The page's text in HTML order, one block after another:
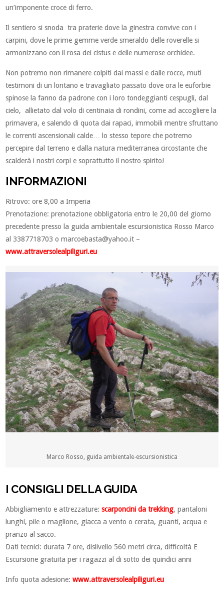
un’imponente croce di ferro.
Il sentiero si snoda tra praterie dove la ginestra convive con i
carpini, dove le prime gemme verde smeraldo delle roverelle si
armonizzano con il rosa dei cistus e delle numerose orchidee.
Non potremo non rimanere colpiti dai massi e dalle rocce, muti
testimoni di un lontano e travagliato passato dove ora le euforbie
spinose la fanno da padrone con i loro tondeggianti cespugli, dal
cielo, allietato dal volo di centinaia di rondini, come ad accogliere la
primavera, e salendo di quota dai rapaci, immobili mentre sfruttano
le correnti ascensionali calde… lo stesso tepore che potremo
percepire dal terreno e dalla natura mediterranea circostante che
scalderà i nostri corpi e soprattutto il nostro spirito!
INFORMAZIONI
Ritrovo: ore 8,00 a Imperia
Prenotazione: prenotazione obbligatoria entro le 20,00 del giorno
precedente presso la guida ambientale escursionistica Rosso Marco
al 3387718703 omarcoebasta@yahoo.it –
www.attraversolealpiliguri.eu
Marco Rosso, guida ambientale-escursionistica
I CONSIGLI DELLA GUIDA
Abbigliamento e attrezzature:scarponcini da trekking, pantaloni
lunghi, pile o maglione, giacca a vento o cerata, guanti, acqua e
pranzo al sacco.
Dati tecnici: durata 7 ore, dislivello 560 metri circa, difficoltà E
Escursione gratuita per i ragazzi al di sotto dei quindici anni
Info quota adesione:www.attraversolealpiliguri.eu